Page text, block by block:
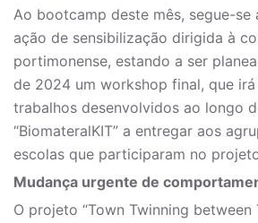
Ao bootcamp deste mês, segue-se
ação de sensibilização dirigida à
portimonense, estando a ser
de 2024 um workshop final, que
trabalhos desenvolvidos ao longo
“BiomateralKIT” a entregar aos
escolas que participaram no
Mudança urgente de
O projeto “Town Twinning between